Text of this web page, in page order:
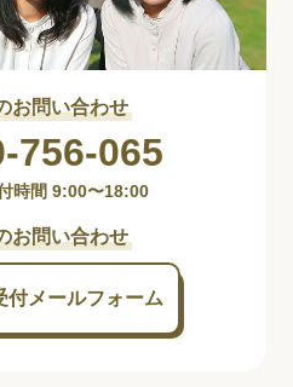
お問い合わせ
756-065
時間 9:00〜18:00
お問い合わせ
付メールフォーム